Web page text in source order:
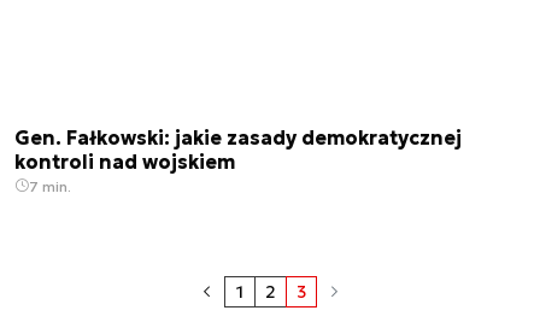
Gen. Fałkowski: jakie zasady demokratycznej
kontroli nad wojskiem
7 min.
1 2 3